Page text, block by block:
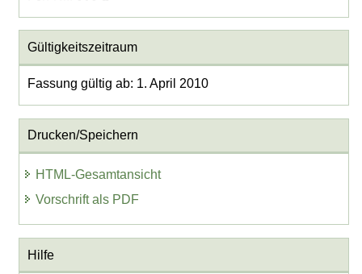
Gültigkeitszeitraum
Fassung gültig ab: 1. April 2010
Drucken/Speichern
HTML-Gesamtansicht
Vorschrift als PDF
Hilfe